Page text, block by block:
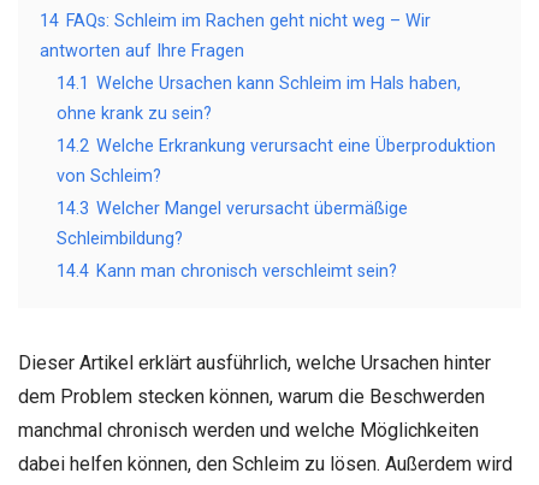
14 FAQs: Schleim im Rachen geht nicht weg – Wir
antworten auf Ihre Fragen
14.1 Welche Ursachen kann Schleim im Hals haben,
ohne krank zu sein?
14.2 Welche Erkrankung verursacht eine Überproduktion
von Schleim?
14.3 Welcher Mangel verursacht übermäßige
Schleimbildung?
14.4 Kann man chronisch verschleimt sein?
Dieser Artikel erklärt ausführlich, welche Ursachen hinter
dem Problem stecken können, warum die Beschwerden
manchmal chronisch werden und welche Möglichkeiten
dabei helfen können, den Schleim zu lösen. Außerdem wird